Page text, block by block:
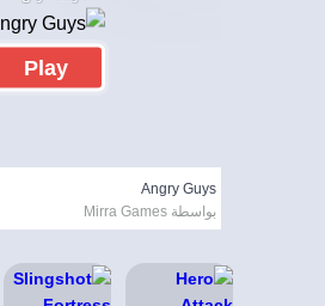
Play
Angry Guys
بواسطة Mirra Games